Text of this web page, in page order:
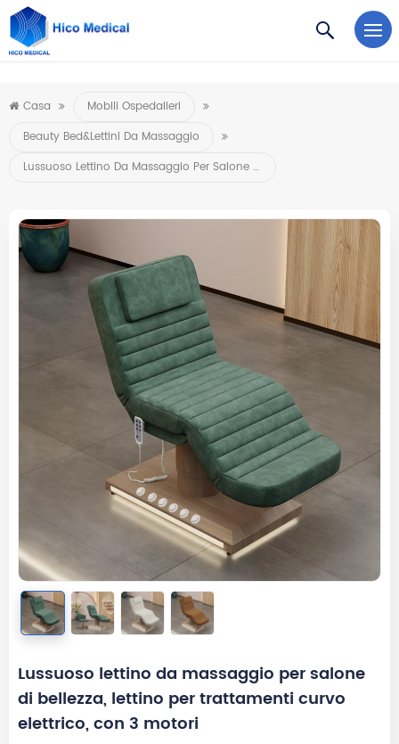
https://www.microsoft.com/en-us/microsoft-teams/log-in
Casa
Mobili Ospedalieri
Beauty Bed&Lettini Da Massaggio
Lussuoso Lettino Da Massaggio Per Salone Di Bellezza, Lettino Per Trattamenti Curvo Elettrico, Con 3 Motori
Lussuoso lettino da massaggio per salone
di bellezza, lettino per trattamenti curvo
elettrico, con 3 motori